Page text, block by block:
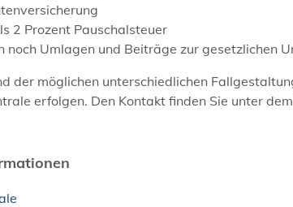
2 Prozent Pauschalsteuer
noch Umlagen und Beiträge zur gesetzlichen
der möglichen unterschiedlichen
erfolgen. Den Kontakt finden Sie unter